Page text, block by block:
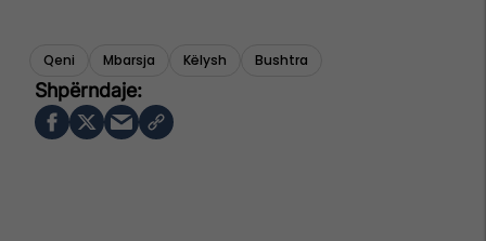
Qeni Mbarsja Këlysh Bushtra